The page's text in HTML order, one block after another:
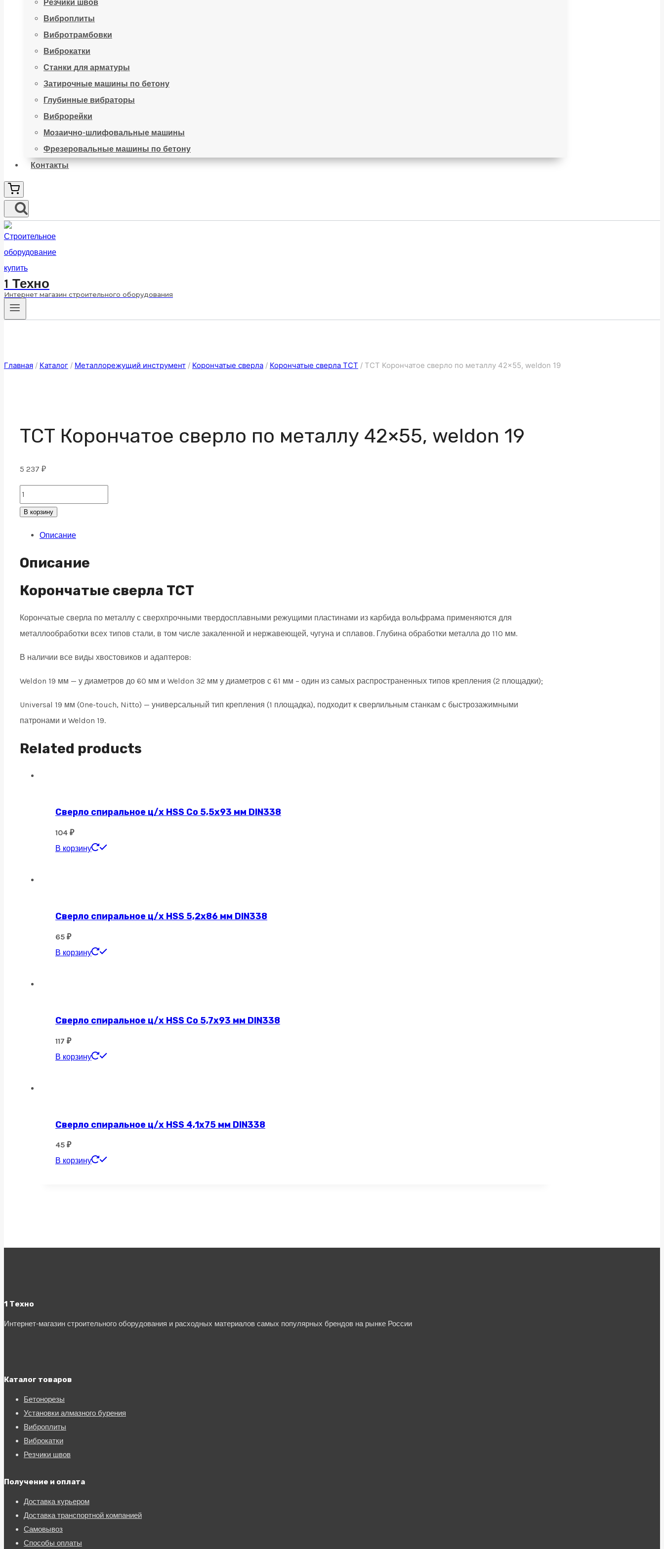
Резчики швов
Виброплиты
Вибротрамбовки
Виброкатки
Станки для арматуры
Затирочные машины по бетону
Глубинные вибраторы
Виброрейки
Мозаично-шлифовальные машины
Фрезеровальные машины по бетону
Контакты
1 Техно
Интернет магазин строительного оборудования
Главная / Каталог / Металлорежущий инструмент / Корончатые сверла / Корончатые сверла ТСТ / ТСТ Корончатое сверло по металлу 42×55, weldon 19
ТСТ Корончатое сверло по металлу 42×55, weldon 19
5 237 ₽
ТСТ
Корончатое
weldon
quantity
В корзину
Описание
Описание
Корончатые сверла TCT
Корончатые сверла по металлу с сверхпрочными твердосплавными режущими пластинами из карбида вольфрама применяются для
металлообработки всех типов стали, в том числе закаленной и нержавеющей, чугуна и сплавов. Глубина обработки металла до 110 мм.
В наличии все виды хвостовиков и адаптеров:
Weldon 19 мм — у диаметров до 60 мм и Weldon 32 мм у диаметров с 61 мм – один из самых распространенных типов крепления (2 площадки);
Universal 19 мм (One-touch, Nitto) — универсальный тип крепления (1 площадка), подходит к сверлильным станкам с быстрозажимными
патронами и Weldon 19.
Related products
Сверло спиральное ц/х HSS Co 5,5х93 мм DIN338
104 ₽
В корзину
Сверло спиральное ц/х HSS 5,2х86 мм DIN338
65 ₽
В корзину
Сверло спиральное ц/х HSS Co 5,7х93 мм DIN338
117 ₽
В корзину
Сверло спиральное ц/х HSS 4,1х75 мм DIN338
45 ₽
В корзину
1 Техно
Интернет-магазин строительного оборудования и расходных материалов самых популярных брендов на рынке России
Каталог товаров
Бетонорезы
Установки алмазного бурения
Виброплиты
Виброкатки
Резчики швов
Получение и оплата
Доставка курьером
Доставка транспортной компанией
Самовывоз
Способы оплаты